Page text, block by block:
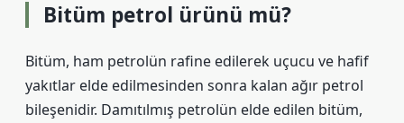
Bitüm petrol ürünü mü?
Bitüm, ham petrolün rafine edilerek uçucu ve hafif
yakıtlar elde edilmesinden sonra kalan ağır petrol
bileşenidir. Damıtılmış petrolün elde edilen bitüm,